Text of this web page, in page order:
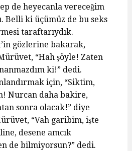
de heyecanla vereceğim
Belli ki üçümüz de bu seks
taraftarıydık.
gözlerine bakarak,
“Hah şöyle! Zaten
ki!” dedi.
için, “Siktim,
Nurcan daha bakire,
sonra olacak!” diye
“Vah garibim, işte
desene amcık
de bilmiyorsun?” dedi.